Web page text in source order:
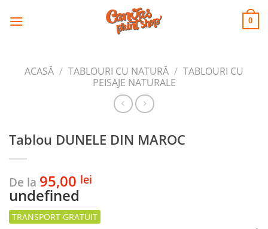
CANVAS
PRINT SHOP 0
ACASĂ / TABLOURI CU NATURĂ / TABLOURI CU
PEISAJE NATURALE
Tablou DUNELE DIN MAROC
De la 95,00 lei
undefined